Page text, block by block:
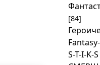
[84]
S-T-I-K-S